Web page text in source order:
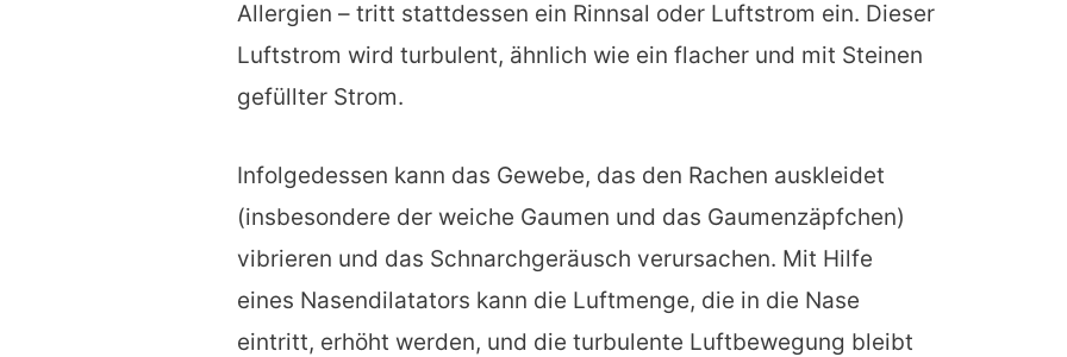
Allergien – tritt stattdessen ein Rinnsal oder Luftstrom ein. Dieser
Luftstrom wird turbulent, ähnlich wie ein flacher und mit Steinen
gefüllter Strom.
Infolgedessen kann das Gewebe, das den Rachen auskleidet
(insbesondere der weiche Gaumen und das Gaumenzäpfchen)
vibrieren und das Schnarchgeräusch verursachen. Mit Hilfe
eines Nasendilatators kann die Luftmenge, die in die Nase
eintritt, erhöht werden, und die turbulente Luftbewegung bleibt